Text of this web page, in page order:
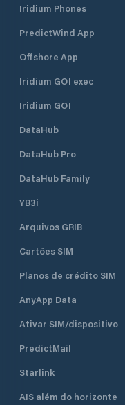
Iridium Phones
PredictWind App
Offshore App
Iridium GO! exec
Iridium GO!
DataHub
DataHub Pro
DataHub Family
YB3i
Arquivos GRIB
Cartões SIM
Planos de crédito SIM
AnyApp Data
Ativar SIM/dispositivo
PredictMail
Starlink
AIS além do horizonte